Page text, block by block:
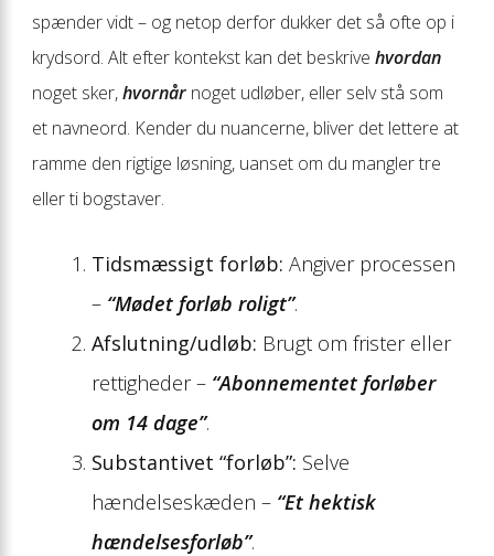
spænder vidt – og netop derfor dukker det så ofte op i
krydsord. Alt efter kontekst kan det beskrive hvordan
noget sker,hvornår noget udløber, eller selv stå som
et navneord. Kender du nuancerne, bliver det lettere at
ramme den rigtige løsning, uanset om du mangler tre
eller ti bogstaver.
Tidsmæssigt forløb: Angiver processen
– “Mødet forløb roligt”.
Afslutning/udløb: Brugt om frister eller
rettigheder – “Abonnementet forløber
om 14 dage”.
Substantivet “forløb”: Selve
hændelseskæden – “Et hektisk
hændelsesforløb”.